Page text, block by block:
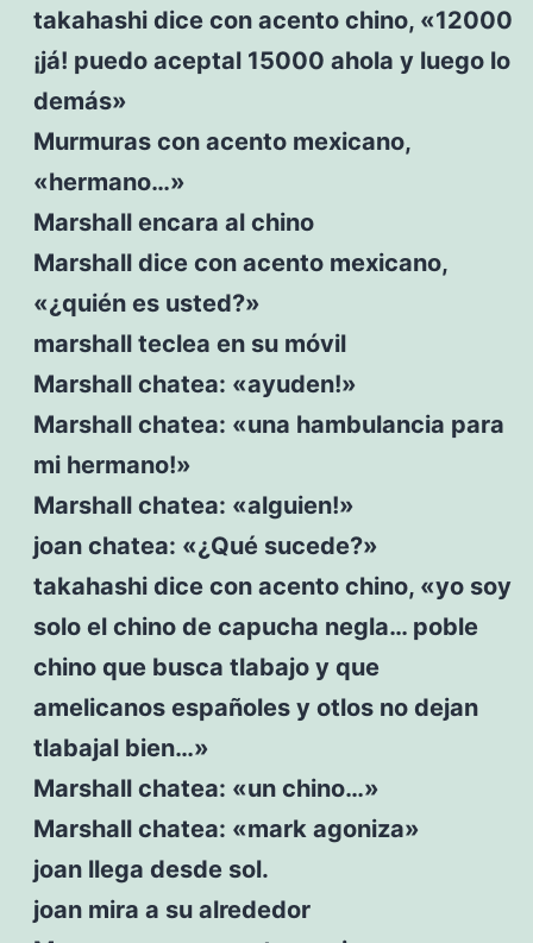
takahashi dice con acento chino, «12000
¡já! puedo aceptal 15000 ahola y luego lo
demás»
Murmuras con acento mexicano,
«hermano…»
Marshall encara al chino
Marshall dice con acento mexicano,
«¿quién es usted?»
marshall teclea en su móvil
Marshall chatea: «ayuden!»
Marshall chatea: «una hambulancia para
mi hermano!»
Marshall chatea: «alguien!»
joan chatea: «¿Qué sucede?»
takahashi dice con acento chino, «yo soy
solo el chino de capucha negla… poble
chino que busca tlabajo y que
amelicanos españoles y otlos no dejan
tlabajal bien…»
Marshall chatea: «un chino…»
Marshall chatea: «mark agoniza»
joan llega desde sol.
joan mira a su alrededor